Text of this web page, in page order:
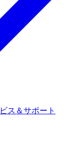
ス＆サポート